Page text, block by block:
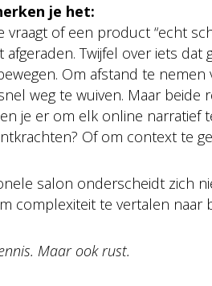
je het:
vraagt of een product “echt
Twijfel over iets
Om afstand te
weg te wuiven. Maar beide
je er om elk online narratief
Of om context te
salon onderscheidt zich
complexiteit te vertalen naar
Maar ook rust.